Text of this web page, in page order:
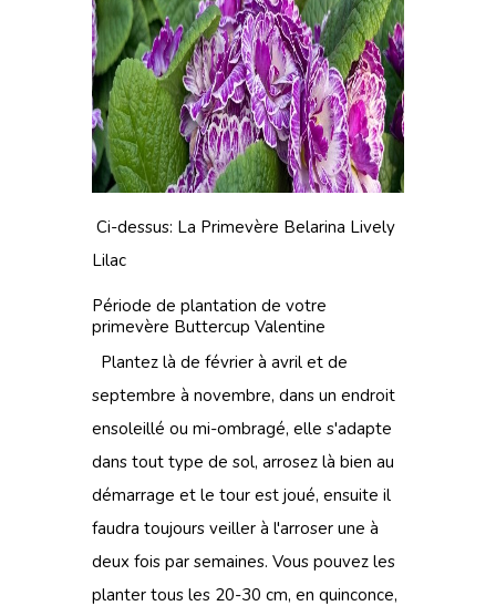
Ci-dessus: La Primevère Belarina Lively
Lilac
Période de plantation de votre
primevère Buttercup Valentine
Plantez là de février à avril et de
septembre à novembre, dans un endroit
ensoleillé ou mi-ombragé, elle s'adapte
dans tout type de sol, arrosez là bien au
démarrage et le tour est joué, ensuite il
faudra toujours veiller à l'arroser une à
deux fois par semaines. Vous pouvez les
planter tous les 20-30 cm, en quinconce,